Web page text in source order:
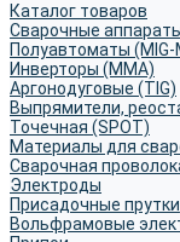
Каталог товаров
Сварочные
Полуавтоматы (MIG-
Инверторы (MMA)
Аргонодуговые (TIG)
Выпрямители,
Точечная (SPOT)
Материалы для
Сварочная
Электроды
Присадочные прутки
Вольфрамовые